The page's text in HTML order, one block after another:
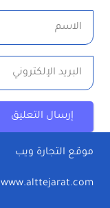
إرسال التعليق
موقع التجارة ويب
www.alttejarat.com